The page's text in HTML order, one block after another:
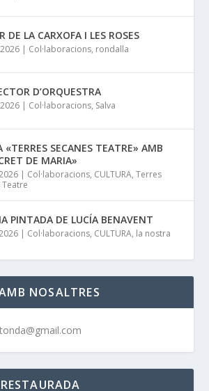
DE LA CARXOFA I LES ROSES
| Col·laboracions, rondalla
D’ORQUESTRA
| Col·laboracions, Salva
«TERRES SECANES TEATRE» AMB
DE MARIA»
| Col·laboracions, CULTURA,Terres
Teatre
PINTADA DE LUCÍA BENAVENT
| Col·laboracions, CULTURA, la nostra
NOSALTRES